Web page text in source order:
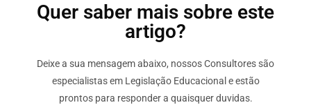
Quer saber mais sobre este
artigo?
Deixe a sua mensagem abaixo, nossos Consultores são
especialistas em Legislação Educacional e estão
prontos para responder a quaisquer duvidas.